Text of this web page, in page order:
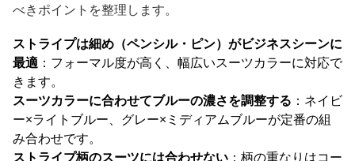
べきポイントを整理します。
ストライプは細め（ペンシル・ピン）がビジネスシーンに
最適 ：フォーマル度が高く、幅広いスーツカラーに対応で
きます。
スーツカラーに合わせてブルーの濃さを調整する ：ネイビ
ー×ライトブルー、グレー×ミディアムブルーが定番の組
み合わせです。
ストライプ柄のスーツには合わせない ：柄の重なりはコー